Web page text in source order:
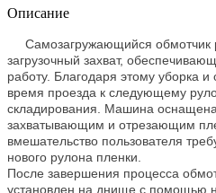
Описание
Самозагружающийся обмотчик
загрузочный захват,
работу. Благодаря этому уборка
время проезда к следующему
складирования. Машина оснащена
захватывающим и отрезающим
вмешательство пользователя
нового рулона пленки.
После завершения процесса
установлен на днище с помощью